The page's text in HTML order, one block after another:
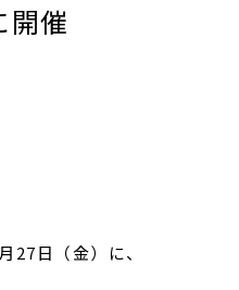
開催
日（金）に、